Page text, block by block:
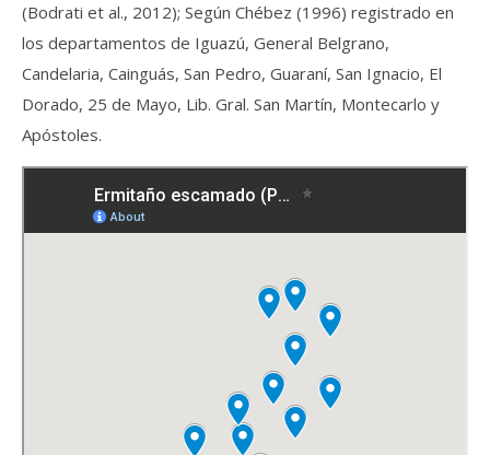
(Bodrati et al., 2012); Según Chébez (1996) registrado en
los departamentos de Iguazú, General Belgrano,
Candelaria, Cainguás, San Pedro, Guaraní, San Ignacio, El
Dorado, 25 de Mayo, Lib. Gral. San Martín, Montecarlo y
Apóstoles.